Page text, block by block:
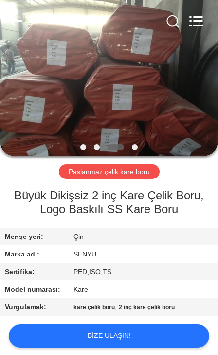
EV
ÜRÜN:%
S
HAKKIMIZDA
FABRIKA
KALITE
BIZE
ULAŞIN
BIR
TEKLIF
Copyright
-
2025
Senyu
Stainless
Steel
Co.,
Ltd.
All
Rights
Reserved.
Developed
ECER
Paslanmaz çelik kare boru
Büyük Dikişsiz 2 inç Kare Çelik Boru,
Logo Baskılı SS Kare Boru
Menşe yeri: Çin
Marka adı: SENYU
Sertifika: PED,ISO,TS
Model numarası: Kare
Vurgulamak: kare çelik boru,2 inç kare çelik boru
BIZE ULAŞIN!